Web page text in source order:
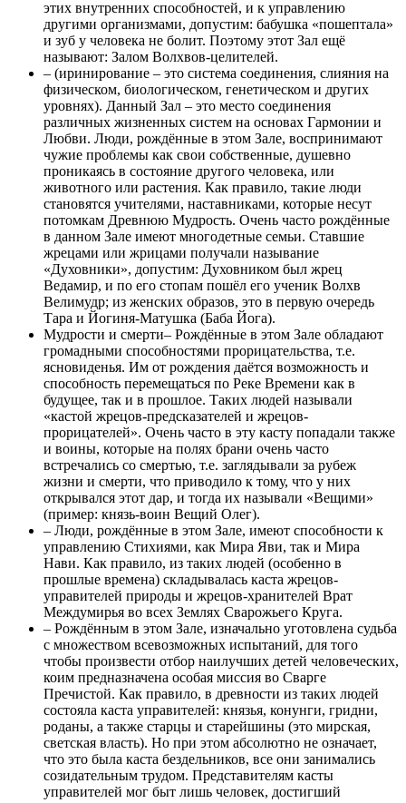
этих внутренних способностей, и к управлению
другими организмами, допустим: бабушка «пошептала»
и зуб у человека не болит. Поэтому этот Зал ещё
называют: Залом Волхвов-целителей.
– (иринирование – это система соединения, слияния на
физическом, биологическом, генетическом и других
уровнях). Данный Зал – это место соединения
различных жизненных систем на основах Гармонии и
Любви. Люди, рождённые в этом Зале, воспринимают
чужие проблемы как свои собственные, душевно
проникаясь в состояние другого человека, или
животного или растения. Как правило, такие люди
становятся учителями, наставниками, которые несут
потомкам Древнюю Мудрость. Очень часто рождённые
в данном Зале имеют многодетные семьи. Ставшие
жрецами или жрицами получали называние
«Духовники», допустим: Духовником был жрец
Ведамир, и по его стопам пошёл его ученик Волхв
Велимудр; из женских образов, это в первую очередь
Тара и Йогиня-Матушка (Баба Йога).
Мудрости и смерти– Рождённые в этом Зале обладают
громадными способностями прорицательства, т.е.
ясновиденья. Им от рождения даётся возможность и
способность перемещаться по Реке Времени как в
будущее, так и в прошлое. Таких людей называли
«кастой жрецов-предсказателей и жрецов-
прорицателей». Очень часто в эту касту попадали также
и воины, которые на полях брани очень часто
встречались со смертью, т.е. заглядывали за рубеж
жизни и смерти, что приводило к тому, что у них
открывался этот дар, и тогда их называли «Вещими»
(пример: князь-воин Вещий Олег).
– Люди, рождённые в этом Зале, имеют способности к
управлению Стихиями, как Мира Яви, так и Мира
Нави. Как правило, из таких людей (особенно в
прошлые времена) складывалась каста жрецов-
управителей природы и жрецов-хранителей Врат
Междумирья во всех Землях Сварожьего Круга.
– Рождённым в этом Зале, изначально уготовлена судьба
с множеством всевозможных испытаний, для того
чтобы произвести отбор наилучших детей человеческих,
коим предназначена особая миссия во Сварге
Пречистой. Как правило, в древности из таких людей
состояла каста управителей: князья, конунги, гридни,
роданы, а также старцы и старейшины (это мирская,
светская власть). Но при этом абсолютно не означает,
что это была каста бездельников, все они занимались
созидательным трудом. Представителям касты
управителей мог быт лишь человек, достигший